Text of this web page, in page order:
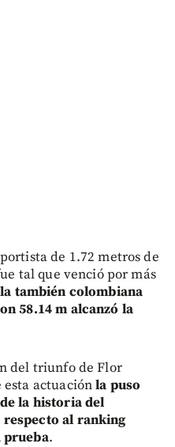
de 1.72 metros de
tal que venció por más
también colombiana
58.14 m alcanzó la
del triunfo de Flor
esta actuaciónla puso
la historia del
al ranking
prueba.